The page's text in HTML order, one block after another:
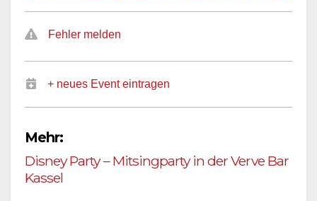
Fehler melden
+ neues Event eintragen
Mehr:
Disney Party – Mitsingparty in der Verve Bar
Kassel